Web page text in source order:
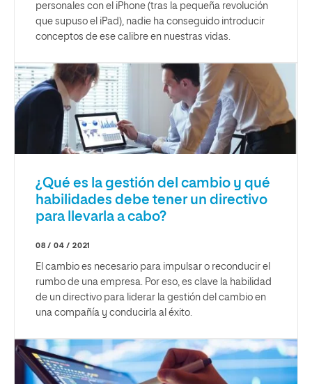
personales con el iPhone (tras la pequeña revolución
que supuso el iPad), nadie ha conseguido introducir
conceptos de ese calibre en nuestras vidas.
¿Qué es la gestión del cambio y qué
habilidades debe tener un directivo
para llevarla a cabo?
08 / 04 / 2021
El cambio es necesario para impulsar o reconducir el
rumbo de una empresa. Por eso, es clave la habilidad
de un directivo para liderar la gestión del cambio en
una compañía y conducirla al éxito.